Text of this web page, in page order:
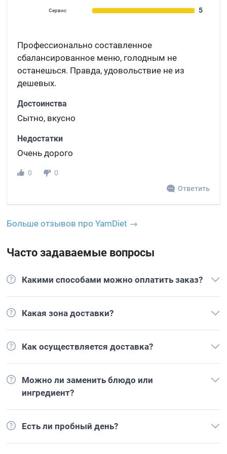
Сервис 5
Профессионально составленное
сбалансированное меню, голодным не
останешься. Правда, удовольствие не из
дешевых.
Достоинства
Сытно, вкусно
Недостатки
Очень дорого
0
0
Ответить
Больше отзывов про YamDiet →
Часто задаваемые вопросы
Какими способами можно оплатить заказ?
Какая зона доставки?
Как осуществляется доставка?
Можно ли заменить блюдо или
ингредиент?
Есть ли пробный день?